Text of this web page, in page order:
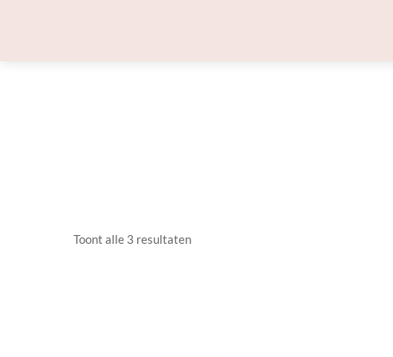
Toont alle 3 resultaten